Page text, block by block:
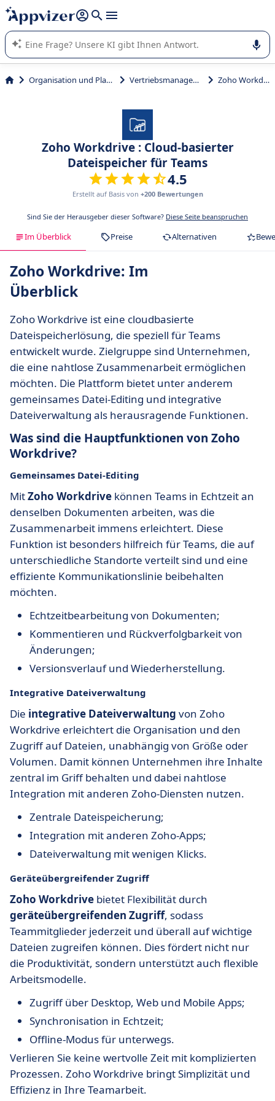
beantworten (mehrere Zeilen mit
Die KI von Appvizer führt Sie bei der Nutzung oder Auswahl
von SaaS-Software in Unternehmen.
Organisation und Planung Vertriebsmanagement Zoho Workdrive
Zoho Workdrive : Cloud-basierter
Dateispeicher für Teams
4.5
Erstellt auf Basis von +200 Bewertungen
Sind Sie der Herausgeber dieser Software? Diese Seite beanspruchen
Im Überblick Preise Alternativen
Zoho Workdrive: Im
Überblick
Zoho Workdrive ist eine cloudbasierte
Dateispeicherlösung, die speziell für Teams
entwickelt wurde. Zielgruppe sind Unternehmen,
die eine nahtlose Zusammenarbeit ermöglichen
möchten. Die Plattform bietet unter anderem
gemeinsames Datei-Editing und integrative
Dateiverwaltung als herausragende Funktionen.
Was sind die Hauptfunktionen von Zoho
Workdrive?
Gemeinsames Datei-Editing
MitZoho Workdrive können Teams in Echtzeit an
denselben Dokumenten arbeiten, was die
Zusammenarbeit immens erleichtert. Diese
Funktion ist besonders hilfreich für Teams, die auf
unterschiedliche Standorte verteilt sind und eine
effiziente Kommunikationslinie beibehalten
möchten.
Echtzeitbearbeitung von Dokumenten;
Kommentieren und Rückverfolgbarkeit von
Änderungen;
Versionsverlauf und Wiederherstellung.
Integrative Dateiverwaltung
Die integrative Dateiverwaltung von Zoho
Workdrive erleichtert die Organisation und den
Zugriff auf Dateien, unabhängig von Größe oder
Volumen. Damit können Unternehmen ihre Inhalte
zentral im Griff behalten und dabei nahtlose
Integration mit anderen Zoho-Diensten nutzen.
Zentrale Dateispeicherung;
Integration mit anderen Zoho-Apps;
Dateiverwaltung mit wenigen Klicks.
Geräteübergreifender Zugriff
Zoho Workdrive bietet Flexibilität durch
geräteübergreifenden Zugriff, sodass
Teammitglieder jederzeit und überall auf wichtige
Dateien zugreifen können. Dies fördert nicht nur
die Produktivität, sondern unterstützt auch flexible
Arbeitsmodelle.
Zugriff über Desktop, Web und Mobile Apps;
Synchronisation in Echtzeit;
Offline-Modus für unterwegs.
Verlieren Sie keine wertvolle Zeit mit komplizierten
Prozessen. Zoho Workdrive bringt Simplizität und
Effizienz in Ihre Teamarbeit.